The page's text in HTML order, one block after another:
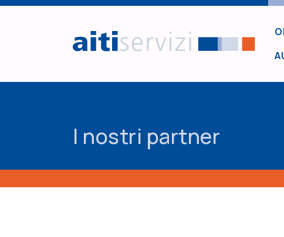
Salta al contenuto principale
I nostri partner